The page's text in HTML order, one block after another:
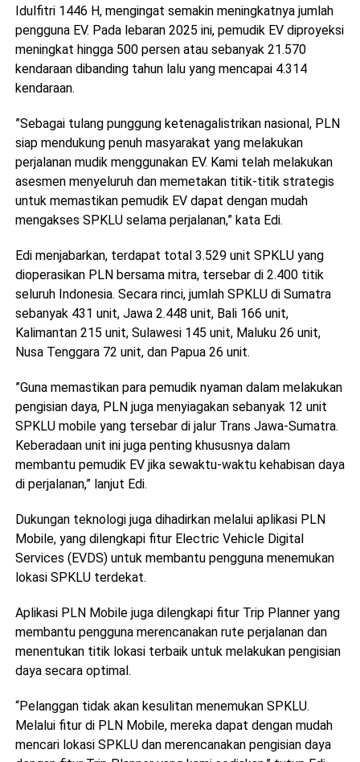
Idulfitri 1446 H, mengingat semakin meningkatnya jumlah
pengguna EV. Pada lebaran 2025 ini, pemudik EV diproyeksi
meningkat hingga 500 persen atau sebanyak 21.570
kendaraan dibanding tahun lalu yang mencapai 4.314
kendaraan.
”Sebagai tulang punggung ketenagalistrikan nasional, PLN
siap mendukung penuh masyarakat yang melakukan
perjalanan mudik menggunakan EV. Kami telah melakukan
asesmen menyeluruh dan memetakan titik-titik strategis
untuk memastikan pemudik EV dapat dengan mudah
mengakses SPKLU selama perjalanan,” kata Edi.
Edi menjabarkan, terdapat total 3.529 unit SPKLU yang
dioperasikan PLN bersama mitra, tersebar di 2.400 titik
seluruh Indonesia. Secara rinci, jumlah SPKLU di Sumatra
sebanyak 431 unit, Jawa 2.448 unit, Bali 166 unit,
Kalimantan 215 unit, Sulawesi 145 unit, Maluku 26 unit,
Nusa Tenggara 72 unit, dan Papua 26 unit.
”Guna memastikan para pemudik nyaman dalam melakukan
pengisian daya, PLN juga menyiagakan sebanyak 12 unit
SPKLU mobile yang tersebar di jalur Trans Jawa-Sumatra.
Keberadaan unit ini juga penting khususnya dalam
membantu pemudik EV jika sewaktu-waktu kehabisan daya
di perjalanan,” lanjut Edi.
Dukungan teknologi juga dihadirkan melalui aplikasi PLN
Mobile, yang dilengkapi fitur Electric Vehicle Digital
Services (EVDS) untuk membantu pengguna menemukan
lokasi SPKLU terdekat.
Aplikasi PLN Mobile juga dilengkapi fitur Trip Planner yang
membantu pengguna merencanakan rute perjalanan dan
menentukan titik lokasi terbaik untuk melakukan pengisian
daya secara optimal.
“Pelanggan tidak akan kesulitan menemukan SPKLU.
Melalui fitur di PLN Mobile, mereka dapat dengan mudah
mencari lokasi SPKLU dan merencanakan pengisian daya